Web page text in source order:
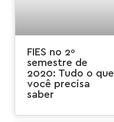
FIES no 2º
semestre de
2020: Tudo o que
você precisa
saber